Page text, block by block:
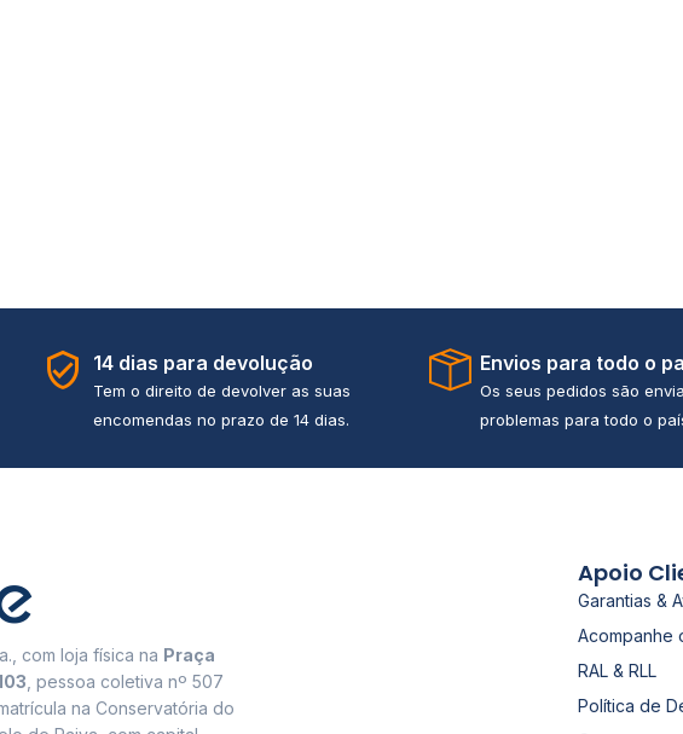
14 dias para devolução
Tem o direito de devolver as suas
encomendas no prazo de 14 dias.
Envios para todo o
Os seus pedidos são
problemas para todo o
com loja física na Praça
, pessoa coletiva nº 507
na Conservatória do
Apoio
Garantias &
Acompanhe
RAL & RLL
Política de